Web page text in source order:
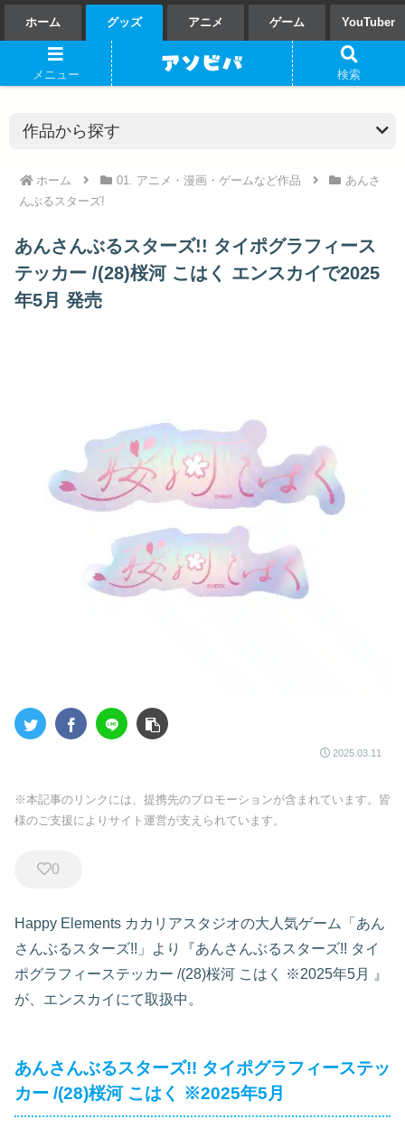
ホーム グッズ アニメ ゲーム YouTuber
ホーム 01. アニメ・漫画・ゲームなど作品
あんさ
んぶるスターズ!
あんさんぶるスターズ!! タイポグラフィース
テッカー /(28)桜河 こはく エンスカイで2025
年5月 発売
2025.03.11
※本記事のリンクには、提携先のプロモーションが含まれています。皆
様のご支援によりサイト運営が支えられています。
0
Happy Elements カカリアスタジオの大人気ゲーム「あん
さんぶるスターズ!!」より『あんさんぶるスターズ!! タイ
ポグラフィーステッカー /(28)桜河 こはく ※2025年5月
』
が、エンスカイにて取扱中。
あんさんぶるスターズ!! タイポグラフィーステッ
カー /(28)桜河 こはく ※2025年5月
メニュー 検索